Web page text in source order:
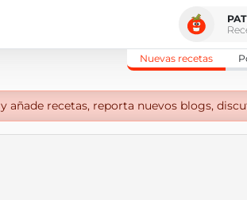
Nuevas recetas
añade recetas, reporta nuevos blogs,